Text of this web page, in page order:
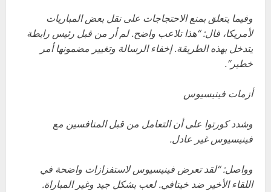
وفيما يتعلق بمنع الاحتجاجات على نقل بعض المباريات
لأمريكا، قال: “هذا تلاعب واضح. لم أر من قبل رئيس رابطة
يتدخل بهذه الطريقة. إخفاء الرسالة وتغيير مضمونها أمر
خطير”.
أزمات فينيسيوس
وشدد كورتوا على أن التعامل من قبل المنافسين مع
فينيسيوس غير عادل.
وواصل: “لقد تعرض فينيسيوس لاستفزازات واضحة في
اللقاء الأخير ضد خيتافي. لعب بشكل جيد وغير المباراة.